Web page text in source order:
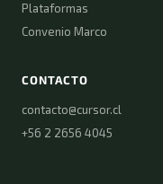
Plataformas
Convenio Marco
CONTACTO
contacto@cursor.cl
+56 2 2656 4045